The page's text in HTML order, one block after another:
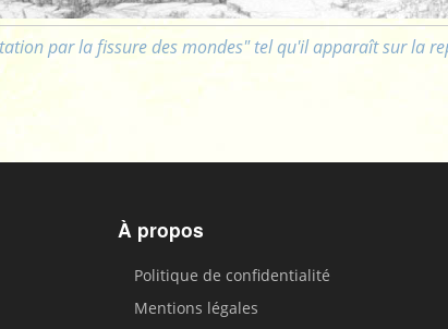
par la fissure des mondes" tel qu'il apparaît sur la
À propos
Politique de confidentialité
Mentions légales